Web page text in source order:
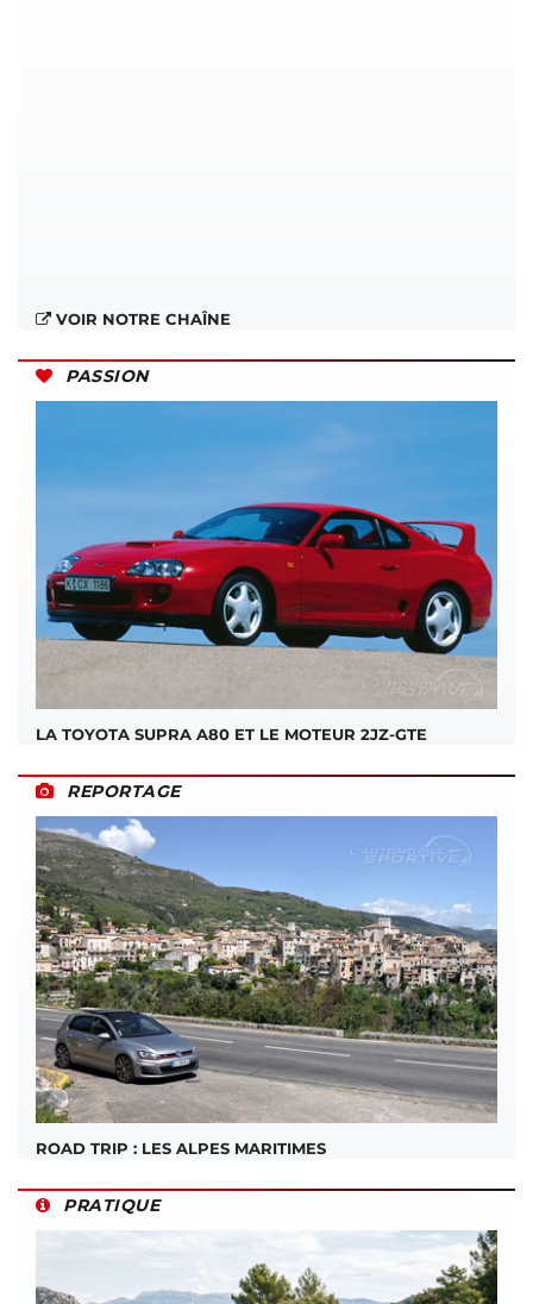
VOIR NOTRE CHAÎNE
PASSION
LA TOYOTA SUPRA A80 ET LE MOTEUR 2JZ-GTE
REPORTAGE
ROAD TRIP : LES ALPES MARITIMES
PRATIQUE